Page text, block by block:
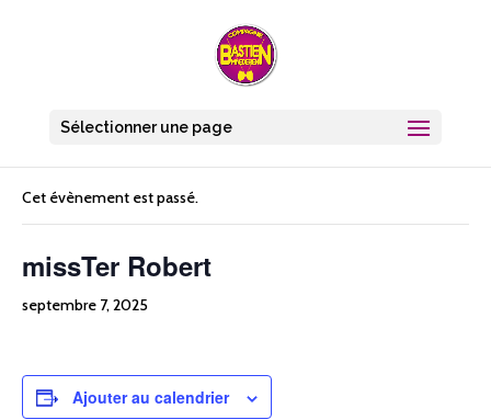
Sélectionner une page
« Tous les Évènements
Cet évènement est passé.
missTer Robert
septembre 7, 2025
Ajouter au calendrier